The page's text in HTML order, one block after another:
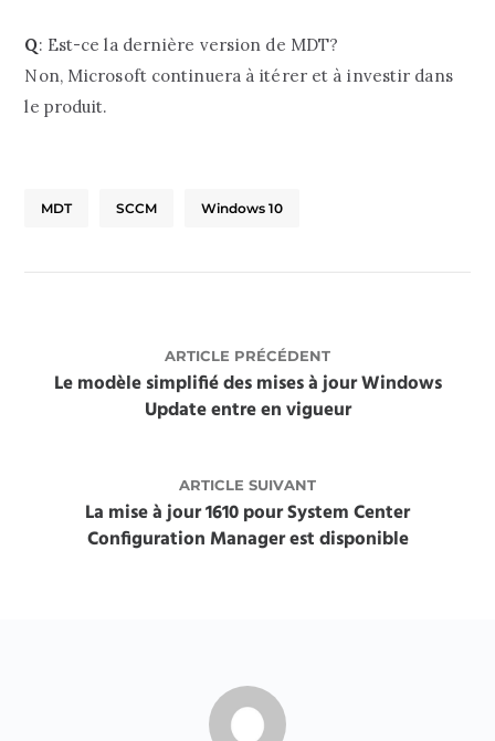
Q: Est-ce la dernière version de MDT?
Non, Microsoft continuera à itérer et à investir dans
le produit.
MDT SCCM Windows 10
ARTICLE PRÉCÉDENT
Le modèle simplifié des mises à jour Windows
Update entre en vigueur
ARTICLE SUIVANT
La mise à jour 1610 pour System Center
Configuration Manager est disponible